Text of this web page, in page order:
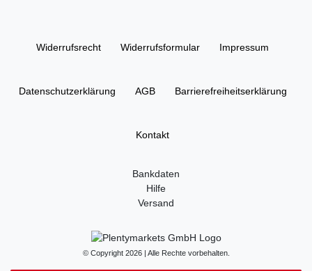
Widerrufs­recht Widerrufs­formular Impressum
Daten­schutz­erklärung AGB Barrierefreiheitserklärung
Kontakt
Bankdaten
Hilfe
Versand
© Copyright 2026 | Alle Rechte vorbehalten.